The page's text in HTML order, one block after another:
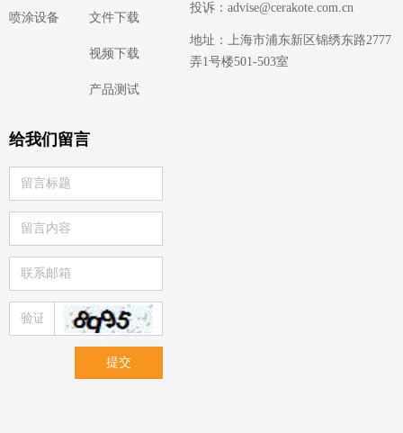
喷涂设备 文件下载
视频下载
产品测试
提交
给我们留言
投诉：advise@cerakote.com.cn
地址：上海市浦东新区锦绣东路2777
弄1号楼501-503室